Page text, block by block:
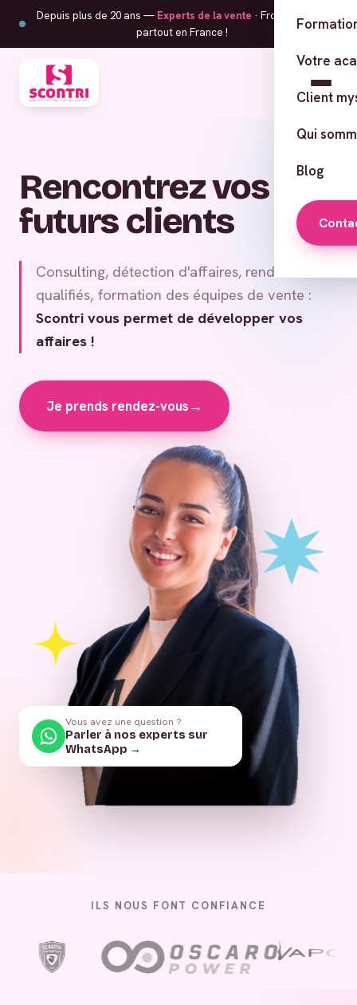
Depuis plus de 20 ans — Experts de la vente · From Corsica,
partout en France !
Votre
Client
Qui
Blog
Rencontrez vos
futurs clients
Consulting, détection d'affaires, rendez-vous
qualifiés, formation des équipes de vente :
Scontri vous permet de développer vos
affaires !
Je prends rendez-vous→
Vous avez une question ?
Parler à nos experts sur
WhatsApp →
ILS NOUS FONT CONFIANCE